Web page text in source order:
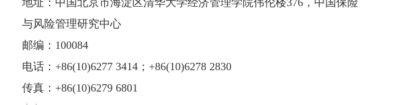
地址：中国北京市海淀区清华大学经济管理学院伟伦楼376，中国保险
与风险管理研究中心
邮编：100084
电话：+86(10)6277 3414；+86(10)6278 2830
传真：+86(10)6279 6801